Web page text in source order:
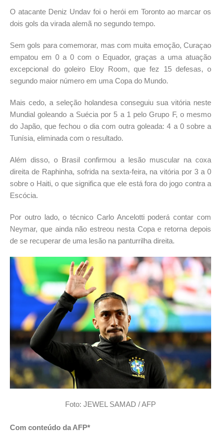
O atacante Deniz Undav foi o herói em Toronto ao marcar os
dois gols da virada alemã no segundo tempo.
Sem gols para comemorar, mas com muita emoção, Curaçao
empatou em 0 a 0 com o Equador, graças a uma atuação
excepcional do goleiro Eloy Room, que fez 15 defesas, o
segundo maior número em uma Copa do Mundo.
Mais cedo, a seleção holandesa conseguiu sua vitória neste
Mundial goleando a Suécia por 5 a 1 pelo Grupo F, o mesmo
do Japão, que fechou o dia com outra goleada: 4 a 0 sobre a
Tunísia, eliminada com o resultado.
Além disso, o Brasil confirmou a lesão muscular na coxa
direita de Raphinha, sofrida na sexta-feira, na vitória por 3 a 0
sobre o Haiti, o que significa que ele está fora do jogo contra a
Escócia.
Por outro lado, o técnico Carlo Ancelotti poderá contar com
Neymar, que ainda não estreou nesta Copa e retorna depois
de se recuperar de uma lesão na panturrilha direita.
Foto: JEWEL SAMAD / AFP
Com conteúdo da AFP*